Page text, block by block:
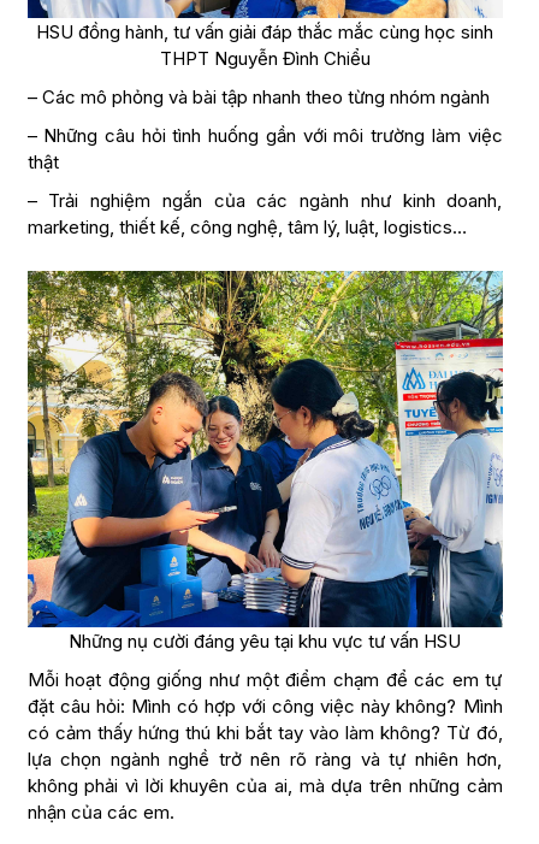
HSU đồng hành, tư vấn giải đáp thắc mắc cùng học sinh
THPT Nguyễn Đình Chiểu
– Các mô phỏng và bài tập nhanh theo từng nhóm ngành
– Những câu hỏi tình huống gần với môi trường làm việc
thật
– Trải nghiệm ngắn của các ngành như kinh doanh,
marketing, thiết kế, công nghệ, tâm lý, luật, logistics…
Những nụ cười đáng yêu tại khu vực tư vấn HSU
Mỗi hoạt động giống như một điểm chạm để các em tự
đặt câu hỏi: Mình có hợp với công việc này không? Mình
có cảm thấy hứng thú khi bắt tay vào làm không? Từ đó,
lựa chọn ngành nghề trở nên rõ ràng và tự nhiên hơn,
không phải vì lời khuyên của ai, mà dựa trên những cảm
nhận của các em.